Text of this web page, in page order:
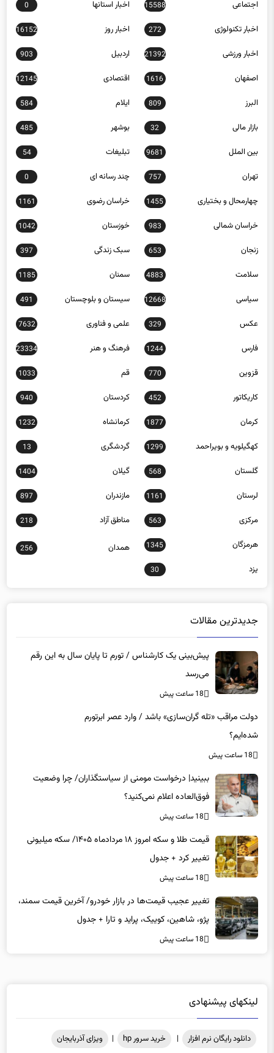
اخبار تکنولوژی 272 اخبار روز 16152
اخبار ورزشی 21392 اردبیل 903
اصفهان 1616 اقتصادی 12145
البرز 809 ایلام 584
بازار مالی 32 بوشهر 485
بین الملل 9681 تبلیغات 54
تهران 757 چند رسانه ای 0
چهارمحال و بختیاری 1455 خراسان رضوی 1161
خراسان شمالی 983 خوزستان 1042
زنجان 653 سبک زندگی 397
سلامت 4883 سمنان 1185
سیاسی 12668 سیستان و بلوچستان 491
عکس 329 علمی و فناوری 7632
فارس 1244 فرهنگ و هنر 23334
قزوین 770 قم 1033
کاریکاتور 452 کردستان 940
کرمان 1877 کرمانشاه 1232
کهگیلویه و بویراحمد 1299 گردشگری 13
گلستان 568 گیلان 1404
لرستان 1161 مازندران 897
مرکزی 563 مناطق آزاد 218
هرمزگان 1345
256
یزد 30
پیش‌بینی یک کارشناس / تورم تا پایان سال به این رقم
می‌رسد
18 ساعت پیش
دولت مراقب «تله گران‌سازی» باشد / وارد عصر ابرتورم
شده‌ایم؟
18 ساعت پیش
ببینید| درخواست مومنی از سیاستگذاران/ چرا وضعیت
فوق‌العاده اعلام نمی‌کنید؟
18 ساعت پیش
تغییر کرد + جدول
18 ساعت پیش
تغییر عجیب قیمت‌ها در بازار خودرو/ آخرین قیمت سمند،
پژو، شاهین، کوییک، پراید و تارا + جدول
18 ساعت پیش
دانلود رایگان نرم افزار